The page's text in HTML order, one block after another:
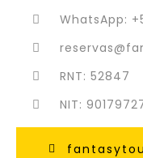
WhatsApp:
RNT: 52847
NIT: